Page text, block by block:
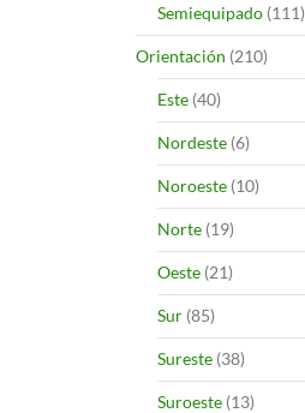
Semiequipado (111)
Orientación (210)
Este (40)
Nordeste (6)
Noroeste (10)
Norte (19)
Oeste (21)
Sur (85)
Sureste (38)
Suroeste (13)